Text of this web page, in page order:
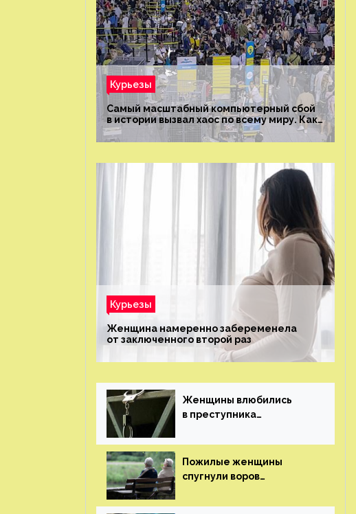
Курьезы
Самый масштабный компьютерный сбой
в истории вызвал хаос по всему миру. Как
это было?
Курьезы
Женщина намеренно забеременела
от заключенного второй раз
Женщины влюбились
в преступника
судью сохранить ему
жизнь
Пожилые женщины
спугнули воров